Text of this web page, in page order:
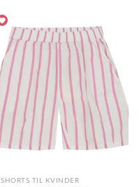
SHORTS TIL KVINDER